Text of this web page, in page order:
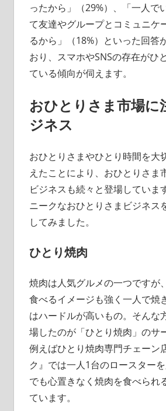
ったから」（29%）、「一人で
て友達やグループとコミュニケ
るから」（18%）といった回答
おり、スマホやSNSの存在がひ
ている傾向が伺えます。
おひとりさま市場に
ジネス
おひとりさまやひとり時間を大
えたことにより、おひとりさま
ビジネスも続々と登場していま
ニークなおひとりさまビジネス
してみました。
ひとり焼肉
焼肉は人気グルメの一つですが
食べるイメージも強く一人で焼
はハードルが高いもの。そんな
場したのが「ひとり焼肉」のサ
例えばひとり焼肉専門チェーン
ク』では一人1台のロースター
でも心置きなく焼肉を食べられ
ています。